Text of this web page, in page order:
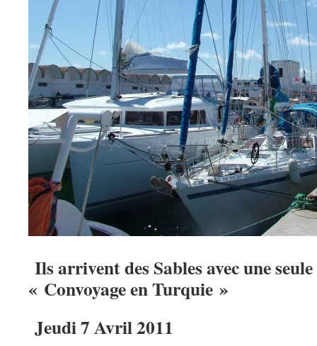
Ils arrivent des Sables avec une
« Convoyage en Turquie »
Jeudi 7 Avril 2011